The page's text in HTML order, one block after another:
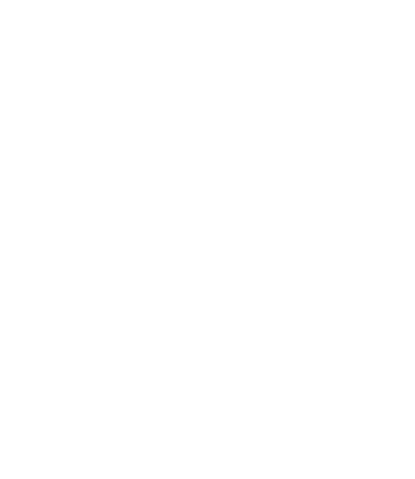
functioneren zonder deze. Deze
de website zich gedraagt of eruitziet
adverteerders.
van de individuele cookies.